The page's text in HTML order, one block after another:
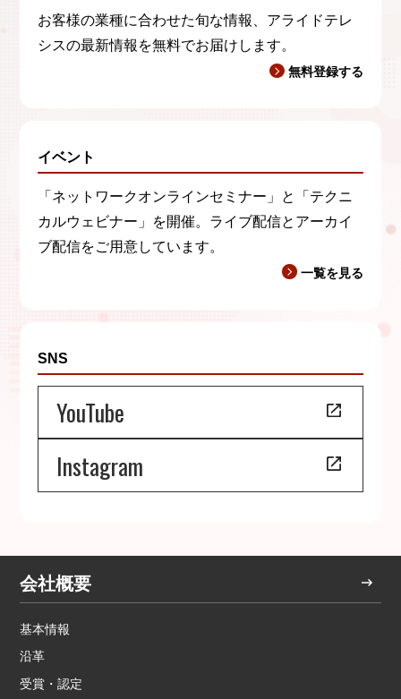
お客様の業種に合わせた旬な情報、アライドテレ
シスの最新情報を無料でお届けします。
無料登録する
イベント
「ネットワークオンラインセミナー」と「テクニ
カルウェビナー」を開催。ライブ配信とアーカイ
ブ配信をご用意しています。
一覧を見る
SNS
YouTube
Instagram
会社概要
基本情報
沿革
受賞・認定